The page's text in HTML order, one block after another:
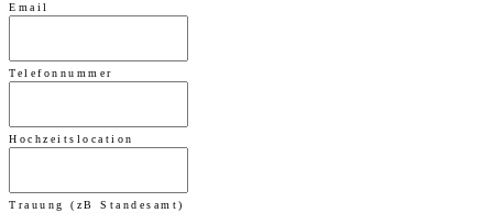
Email
Telefonnummer
Hochzeitslocation
Trauung (zB Standesamt)